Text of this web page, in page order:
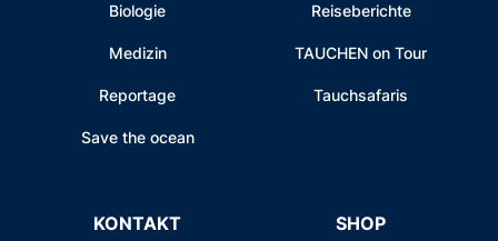
Biologie
Medizin
Reportage
Save the ocean
Reiseberichte
TAUCHEN on Tour
Tauchsafaris
KONTAKT SHOP